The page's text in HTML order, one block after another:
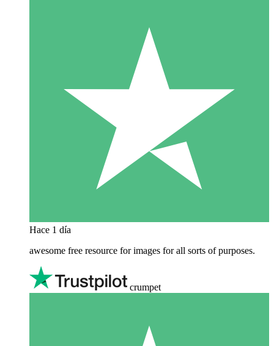
Hace 1 día
awesome free resource for images for all sorts of purposes.
crumpet